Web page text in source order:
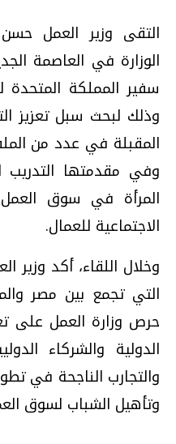
التقى وزير العمل حسن
الوزارة في العاصمة
سفير المملكة المتحدة
وذلك لبحث سبل تعزيز
المقبلة في عدد من
وفي مقدمتها التدريب
المرأة في سوق
الاجتماعية للعمال.
وخلال اللقاء، أكد وزير
التي تجمع بين مصر
حرص وزارة العمل على
الدولية والشركاء
والتجارب الناجحة في
وتأهيل الشباب لسوق